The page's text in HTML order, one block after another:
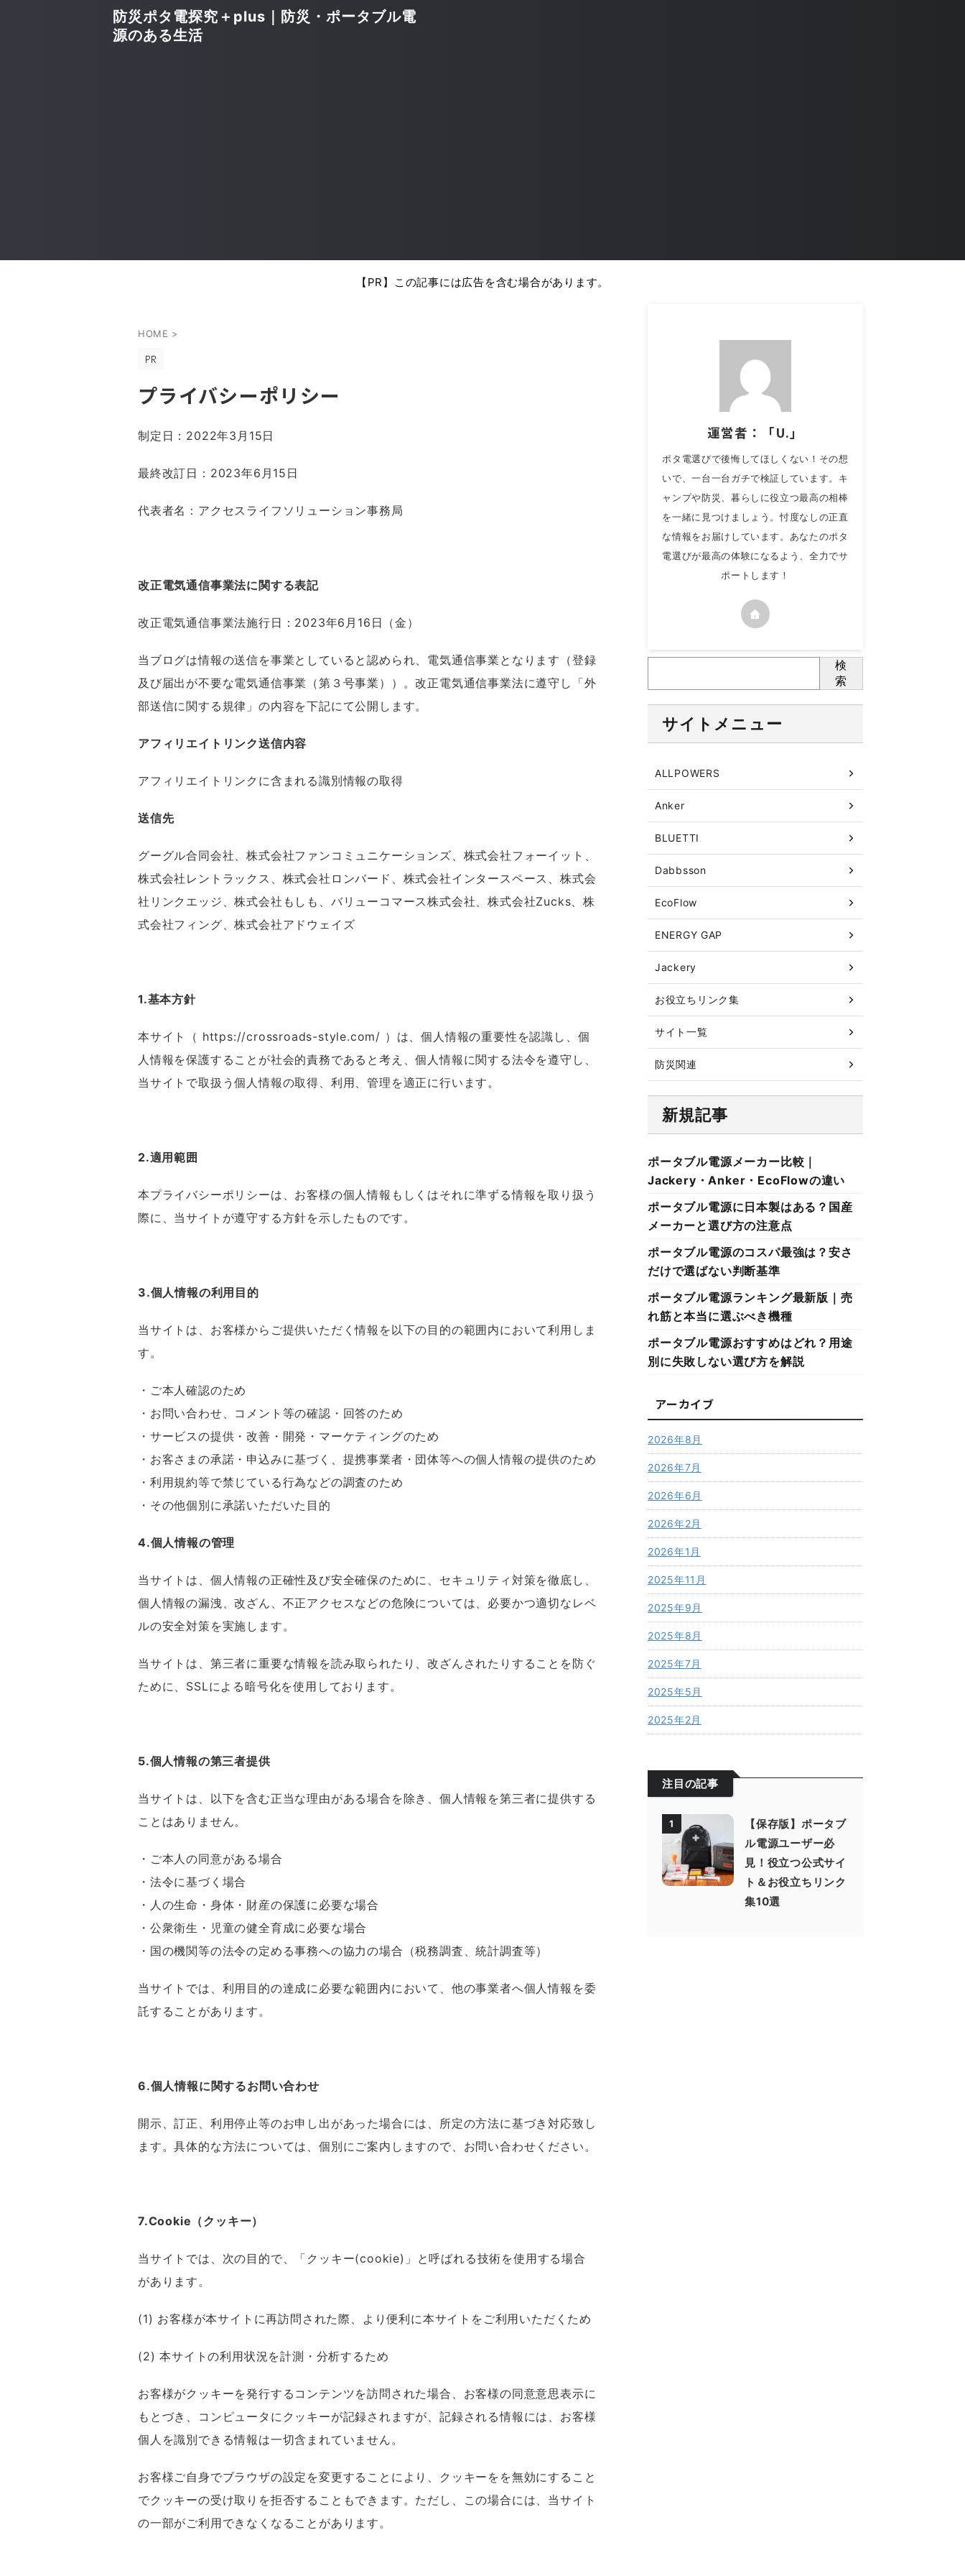
防災ポタ電探究＋plus｜防災・ポータブル電
源のある生活
【PR】この記事には広告を含む場合があります。
HOME >
プライバシーポリシー
制定日：2022年3月15日
最終改訂日：2023年6月15日
代表者名：アクセスライフソリューション事務局
改正電気通信事業法に関する表記
改正電気通信事業法施行日：2023年6月16日（金）
当ブログは情報の送信を事業としていると認められ、電気通信事業となります（登録
及び届出が不要な電気通信事業（第３号事業））。改正電気通信事業法に遵守し「外
部送信に関する規律」の内容を下記にて公開します。
アフィリエイトリンク送信内容
アフィリエイトリンクに含まれる識別情報の取得
送信先
グーグル合同会社、株式会社ファンコミュニケーションズ、株式会社フォーイット、
株式会社レントラックス、株式会社ロンバード、株式会社インタースペース、株式会
社リンクエッジ、株式会社もしも、バリューコマース株式会社、株式会社Zucks、株
式会社フィング、株式会社アドウェイズ
1.基本方針
本サイト（ https://crossroads-style.com/ ）は、個人情報の重要性を認識し、個
人情報を保護することが社会的責務であると考え、個人情報に関する法令を遵守し、
当サイトで取扱う個人情報の取得、利用、管理を適正に行います。
2.適用範囲
本プライバシーポリシーは、お客様の個人情報もしくはそれに準ずる情報を取り扱う
際に、当サイトが遵守する方針を示したものです。
3.個人情報の利用目的
当サイトは、お客様からご提供いただく情報を以下の目的の範囲内において利用しま
す。
・ご本人確認のため
・お問い合わせ、コメント等の確認・回答のため
・サービスの提供・改善・開発・マーケティングのため
・お客さまの承諾・申込みに基づく、提携事業者・団体等への個人情報の提供のため
・利用規約等で禁じている行為などの調査のため
・その他個別に承諾いただいた目的
4.個人情報の管理
当サイトは、個人情報の正確性及び安全確保のために、セキュリティ対策を徹底し、
個人情報の漏洩、改ざん、不正アクセスなどの危険については、必要かつ適切なレベ
ルの安全対策を実施します。
当サイトは、第三者に重要な情報を読み取られたり、改ざんされたりすることを防ぐ
ために、SSLによる暗号化を使用しております。
5.個人情報の第三者提供
当サイトは、以下を含む正当な理由がある場合を除き、個人情報を第三者に提供する
ことはありません。
・ご本人の同意がある場合
・法令に基づく場合
・人の生命・身体・財産の保護に必要な場合
・公衆衛生・児童の健全育成に必要な場合
・国の機関等の法令の定める事務への協力の場合（税務調査、統計調査等）
当サイトでは、利用目的の達成に必要な範囲内において、他の事業者へ個人情報を委
託することがあります。
6.個人情報に関するお問い合わせ
開示、訂正、利用停止等のお申し出があった場合には、所定の方法に基づき対応致し
ます。具体的な方法については、個別にご案内しますので、お問い合わせください。
7.Cookie（クッキー）
当サイトでは、次の目的で、「クッキー(cookie)」と呼ばれる技術を使用する場合
があります。
(1) お客様が本サイトに再訪問された際、より便利に本サイトをご利用いただくため
(2) 本サイトの利用状況を計測・分析するため
お客様がクッキーを発行するコンテンツを訪問された場合、お客様の同意意思表示に
もとづき、コンピュータにクッキーが記録されますが、記録される情報には、お客様
個人を識別できる情報は一切含まれていません。
お客様ご自身でブラウザの設定を変更することにより、クッキーをを無効にすること
でクッキーの受け取りを拒否することもできます。ただし、この場合には、当サイト
の一部がご利用できなくなることがあります。
運営者：「U.」
ポタ電選びで後悔してほしくない！その想
いで、一台一台ガチで検証しています。キ
ャンプや防災、暮らしに役立つ最高の相棒
を一緒に見つけましょう。忖度なしの正直
な情報をお届けしています。あなたのポタ
電選びが最高の体験になるよう、全力でサ
ポートします！
検
索
サイトメニュー
ALLPOWERS
Anker
BLUETTI
Dabbsson
EcoFlow
ENERGY GAP
Jackery
お役立ちリンク集
サイト一覧
防災関連
新規記事
ポータブル電源メーカー比較｜
Jackery・Anker・EcoFlowの違い
ポータブル電源に日本製はある？国産
メーカーと選び方の注意点
ポータブル電源のコスパ最強は？安さ
だけで選ばない判断基準
ポータブル電源ランキング最新版｜売
れ筋と本当に選ぶべき機種
ポータブル電源おすすめはどれ？用途
別に失敗しない選び方を解説
アーカイブ
2026年8月
2026年7月
2026年6月
2026年2月
2026年1月
2025年11月
2025年9月
2025年8月
2025年7月
2025年5月
2025年2月
注目の記事
1
【保存版】ポータブ
ル電源ユーザー必
見！役立つ公式サイ
ト＆お役立ちリンク
集10選